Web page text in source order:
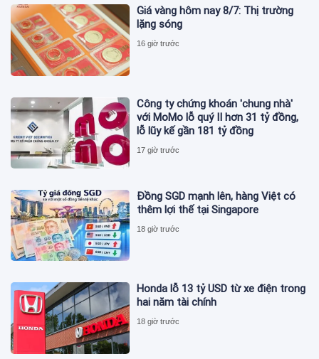
Giá vàng hôm nay 8/7: Thị trường
lặng sóng
16 giờ trước
Công ty chứng khoán 'chung nhà'
với MoMo lỗ quý II hơn 31 tỷ đồng,
lỗ lũy kế gần 181 tỷ đồng
17 giờ trước
Đồng SGD mạnh lên, hàng Việt có
thêm lợi thế tại Singapore
18 giờ trước
Honda lỗ 13 tỷ USD từ xe điện trong
hai năm tài chính
18 giờ trước